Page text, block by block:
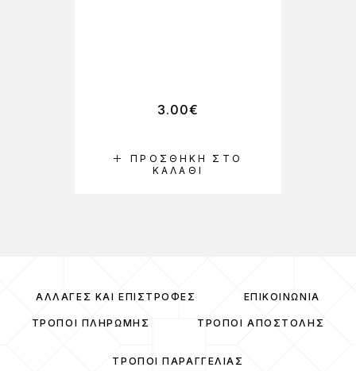
ΠΡΟΣΘΉΚΗ ΣΤΟ
ΚΑΛΆΘΙ
3.00€
ΑΛΛΑΓΈΣ ΚΑΙ ΕΠΙΣΤΡΟΦΈΣ ΕΠΙΚΟΙΝΩΝΊΑ
ΤΡΌΠΟΙ ΠΛΗΡΩΜΉΣ ΤΡΌΠΟΙ ΑΠΟΣΤΟΛΉΣ
ΤΡΌΠΟΙ ΠΑΡΑΓΓΕΛΊΑΣ